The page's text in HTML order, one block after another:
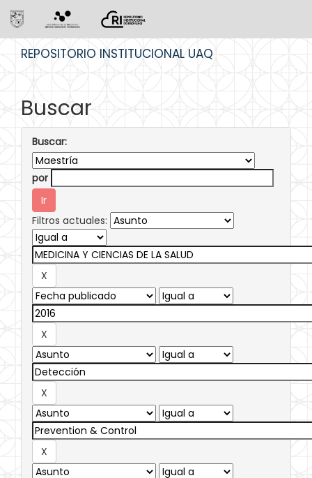
REPOSITORIO INSTITUCIONAL UAQ
Buscar
Buscar:
por
Filtros actuales: